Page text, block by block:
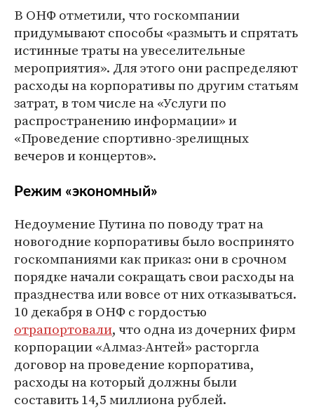
В ОНФ отметили, что госкомпании
придумывают способы «размыть и спрятать
истинные траты на увеселительные
мероприятия». Для этого они распределяют
расходы на корпоративы по другим статьям
затрат, в том числе на «Услуги по
распространению информации» и
«Проведение спортивно-зрелищных
вечеров и концертов».
Режим «экономный»
Недоумение Путина по поводу трат на
новогодние корпоративы было воспринято
госкомпаниями как приказ: они в срочном
порядке начали сокращать свои расходы на
празднества или вовсе от них отказываться.
10 декабря в ОНФ с гордостью
отрапортовали, что одна из дочерних фирм
корпорации «Алмаз-Антей» расторгла
договор на проведение корпоратива,
расходы на который должны были
составить 14,5 миллиона рублей.